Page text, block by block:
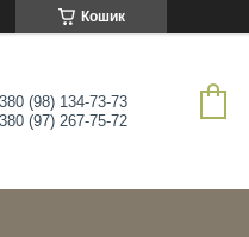
Кошик
(98) 134-73-73
(97) 267-75-72